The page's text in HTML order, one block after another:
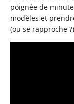
poignée de
modèles et
(ou se rapproche